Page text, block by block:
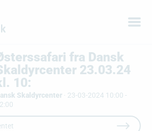
fra Dansk
23.03.24
10:
Skaldyrcenter · 23-03-2024 10:00 -